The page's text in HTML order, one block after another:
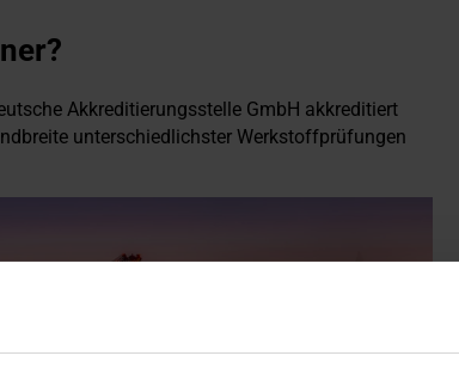
Akkreditierungsstelle GmbH akkreditiert
unterschiedlichster Werkstoffprüfungen